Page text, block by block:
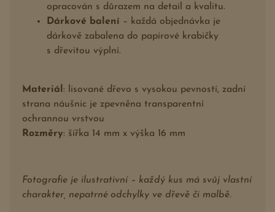
opracován s důrazem na detail a kvalitu.
Dárkové balení – každá objednávka je
dárkově zabalena do papírové krabičky
s dřevitou výplní.
Materiál : lisované dřevo s vysokou pevností, zadní
strana náušnic je zpevněna transparentní
ochrannou vrstvou
Rozměry: šířka 14 mm x výška 16 mm
Fotografie je ilustrativní – každý kus má svůj vlastní
charakter, nepatrné odchylky ve dřevě či malbě.